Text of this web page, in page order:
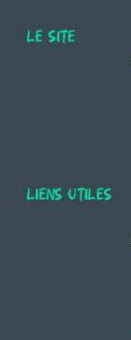
le site
liens utiles